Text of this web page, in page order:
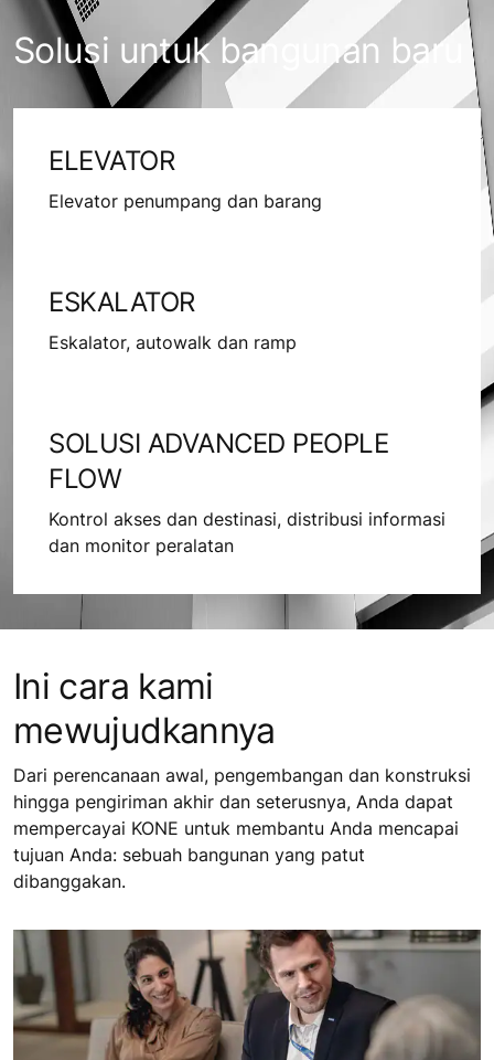
Solusi untuk bangunan baru
ELEVATOR
Elevator penumpang dan barang
ESKALATOR
Eskalator, autowalk dan ramp
SOLUSI ADVANCED PEOPLE
FLOW
Kontrol akses dan destinasi, distribusi informasi
dan monitor peralatan
Ini cara kami
mewujudkannya
Dari perencanaan awal, pengembangan dan konstruksi
hingga pengiriman akhir dan seterusnya, Anda dapat
mempercayai KONE untuk membantu Anda mencapai
tujuan Anda: sebuah bangunan yang patut
dibanggakan.